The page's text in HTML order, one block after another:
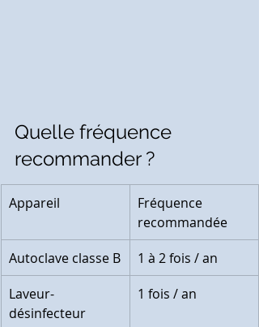
Quelle fréquence
recommander ?
Appareil
Fréquence
recommandée
Autoclave classe B
1 à 2 fois / an
Laveur-
désinfecteur
1 fois / an